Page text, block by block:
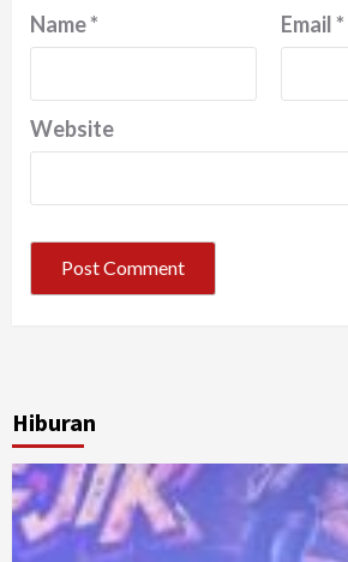
Name* Email*
Website
Hiburan